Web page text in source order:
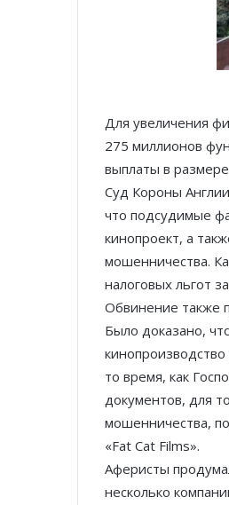
Для увеличения
275 миллионов
выплаты в
Суд Короны
что подсудимые
кинопроект, а
мошенничества.
налоговых льгот
Обвинение также
Было доказано,
то время, как
документов, для
мошенничества,
«Fat Cat Films».
Аферисты
несколько